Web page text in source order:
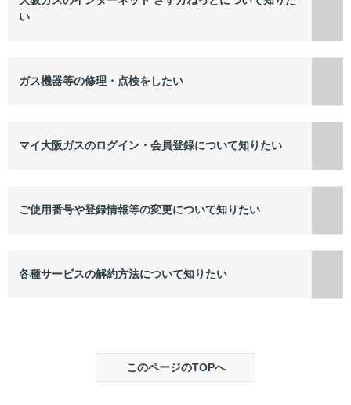
い
ガス機器等の修理・点検をしたい
マイ大阪ガスのログイン・会員登録について知りたい
ご使用番号や登録情報等の変更について知りたい
各種サービスの解約方法について知りたい
このページのTOPへ